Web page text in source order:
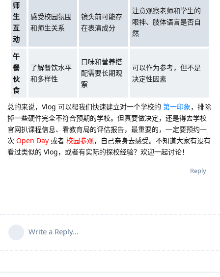
师
生
互
动
感受校园氛围
和师生关系
镜头前可能存
在表演成分
注意观察老师和学生的
眼神、肢体语言是否自
然
午
餐
伙
食
了解餐饮水平
和多样性
口味和营养搭
配需要长期观
察
可以作为参考，但不是
决定性因素
总的来说，Vlog 可以帮我们快速建立对一个学校的 第一印象，排除
掉一些硬件完全不符合预期的学校。但真要做决定，还是得去学校
官网扒课程信息、看教育局的评估报告，最重要的，一定要预约一
次 Open Day 或者 校园参观，自己亲身去感受。不知道大家有没有
看过类似的 Vlog，或者有实际的探校经验？欢迎一起讨论！
Reply
Write a Reply...